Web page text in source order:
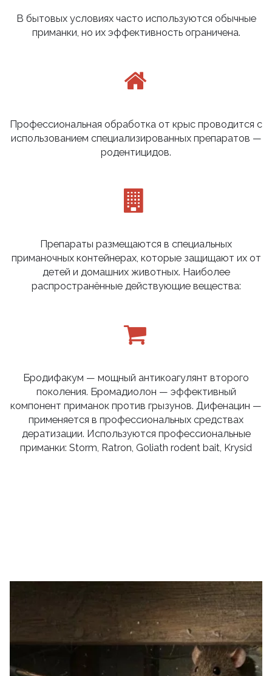
В бытовых условиях часто используются обычные
приманки, но их эффективность ограничена.
Профессиональная обработка от крыс проводится с
использованием специализированных препаратов —
родентицидов.
Препараты размещаются в специальных
приманочных контейнерах, которые защищают их от
детей и домашних животных. Наиболее
распространённые действующие вещества:
Бродифакум — мощный антикоагулянт второго
поколения. Бромадиолон — эффективный
компонент приманок против грызунов. Дифенацин —
применяется в профессиональных средствах
дератизации. Используются профессиональные
приманки: Storm, Ratron, Goliath rodent bait, Krysid